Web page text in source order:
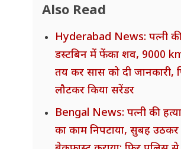
Also Read
Hyderabad News: पत्नी
डस्टबिन में फेंका शव, 9000
तय कर सास को दी जानकारी,
लौटकर किया सरेंडर
Bengal News: पत्नी की
का काम निपटाया, सुबह उठकर